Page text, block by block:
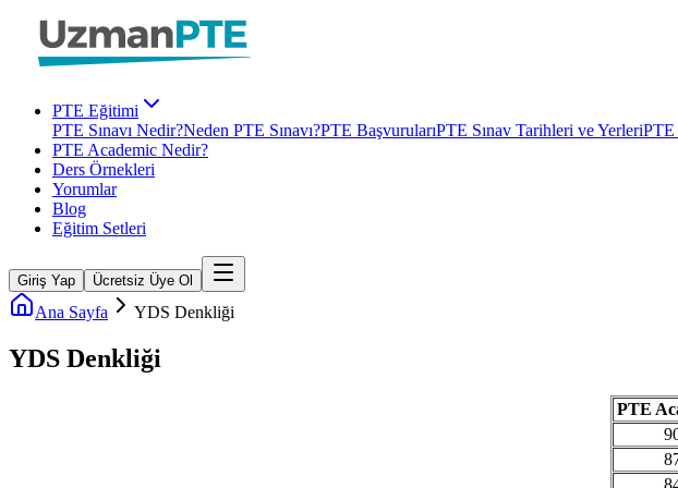
PTE Eğitimi
PTE Sınavı Nedir?Neden PTE Sınavı?PTE BaşvurularıPTE Sınav Tarihleri ve YerleriPTE
PTE Academic Nedir?
Ders Örnekleri
Yorumlar
Blog
Eğitim Setleri
Giriş Yap Ücretsiz Üye Ol
Ana Sayfa YDS Denkliği
YDS Denkliği
PTE